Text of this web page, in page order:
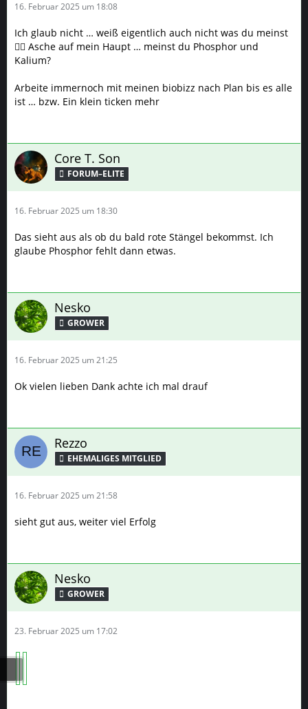
16. Februar 2025 um 18:08
Ich glaub nicht … weiß eigentlich auch nicht was du meinst
🙂‍↕️ Asche auf mein Haupt … meinst du Phosphor und
Kalium?
Arbeite immernoch mit meinen biobizz nach Plan bis es alle
ist … bzw. Ein klein ticken mehr
Core T. Son
FORUM–ELITE
16. Februar 2025 um 18:30
Das sieht aus als ob du bald rote Stängel bekommst. Ich
glaube Phosphor fehlt dann etwas.
Nesko
GROWER
16. Februar 2025 um 21:25
Ok vielen lieben Dank achte ich mal drauf
Rezzo
16. Februar 2025 um 21:58
sieht gut aus, weiter viel Erfolg
Nesko
GROWER
23. Februar 2025 um 17:02